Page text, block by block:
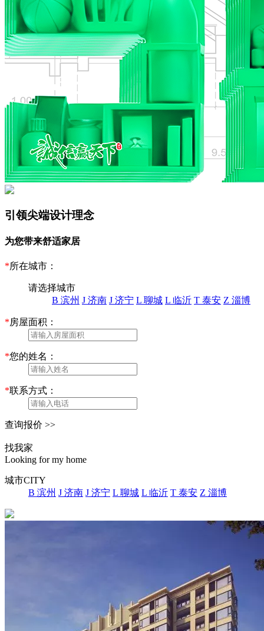
引领尖端设计理念
为您带来舒适家居
*所在城市：
请选择城市
B 滨州 J 济南 J 济宁 L 聊城 L 临沂 T 泰安 Z 淄博
*房屋面积：
*您的姓名：
*联系方式：
查询报价 >>
找我家
Looking for my home
城市CITY
B 滨州 J 济南 J 济宁 L 聊城 L 临沂 T 泰安 Z 淄博